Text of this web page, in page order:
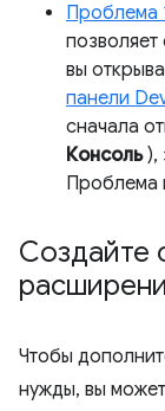
Проблема
вы
панели
сначала
Консоль),
Проблема
Создайте
Чтобы
нужды, вы